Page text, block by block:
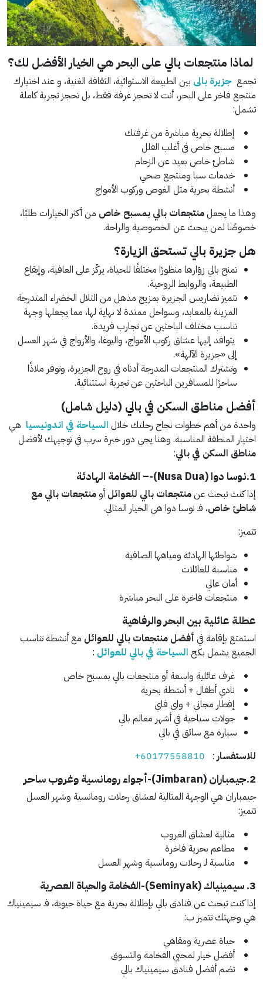
لماذا منتجعات بالي على البحر هي الخيار الأفضل لك؟
تجمع جزيرة بالى بين الطبيعة الاستوائية، الثقافة الغنية، و عند اختيارك
منتجع فاخر على البحر، أنت لا تحجز غرفة فقط، بل تحجز تجربة كاملة
تشمل:
إطلالة بحرية مباشرة من غرفتك
مسبح خاص في أغلب الفلل
شاطئ خاص بعيد عن الزحام
خدمات سبا ومنتجع صحي
أنشطة بحرية مثل الغوص وركوب الأمواج
وهذا ما يجعلمنتجعات بالي بمسبح خاص من أكثر الخيارات طلبًا،
خصوصًا لمن يبحث عن الخصوصية والراحة.
هل جزيرة بالي تستحق الزيارة؟
تمنح بالي زوّارها منظورًا مختلفًا للحياة، يركّز على العافية، وإيقاع
الطبيعة، والروابط الروحية.
تتميز تضاريس الجزيرة بمزيج مذهل من التلال الخضراء المتدرجة
المزينة بالمعابد، وسواحل ممتدة لا نهاية لها، مما يجعلها وجهة
تناسب مختلف الباحثين عن تجارب فريدة.
يتوافد إليها عشاق ركوب الأمواج، واليوغا، والأزواج في شهر العسل
إلى «جزيرة الآلهة».
وتشترك المنتجعات المدرجة أدناه في روح الجزيرة، وتوفر ملاذًا
ساحرًا للمسافرين الباحثين عن تجربة استثنائية.
أفضل مناطق السكن في بالي (دليل شامل)
واحدة من أهم خطوات نجاح رحلتك خلال السياحة في اندونيسيا هي
اختيار المنطقة المناسبة. وهنا يجي دور خبرة سرب في توجيهك لأفضل
مناطق السكن في بالي:
1.نوسا دوا (Nusa Dua)- – الفخامة الهادئة
إذا كنت تبحث عنمنتجعات بالي للعوائل أومنتجعات بالي مع
شاطئ خاص، فـ نوسا دوا هي الخيار المثالي.
تتميز:
شواطئها الهادئة ومياهها الصافية
مناسبة للعائلات
أمان عالي
منتجعات فاخرة على البحر مباشرة
عطلة عائلية بين البحر والرفاهية
استمتع بإقامة في أفضل منتجعات بالي للعوائل مع أنشطة تناسب
الجميع يشمل بكج السياحة في بالي للعوائل :
غرف عائلية واسعة أو منتجعات بالي بمسبح خاص
نادي أطفال + أنشطة بحرية
إفطار مجاني + واي فاي
جولات سياحية في أشهر معالم بالي
سيارة مع سائق في بالي
للاستفسار:
+60177558810
2.جيمباران (Jimbaran)- أجواء رومانسية وغروب ساحر
جيمباران هي الوجهة المثالية لعشاق رحلات رومانسية وشهر العسل
تتميز:
مثالية لعشاق الغروب
مطاعم بحرية فاخرة
مناسبة لـ رحلات رومانسية وشهر العسل
3. سيمينياك (Seminyak)- الفخامة والحياة العصرية
إذا كنت تبحث عن فنادق بالي بإطلالة بحرية مع حياة حيوية، فـ سيمينياك
هي وجهتك تتميز ب:
حياة عصرية ومقاهي
أفضل خيار لمحبي الفخامة والتسوق
تضم أفضل فنادق سيمينياك بالي